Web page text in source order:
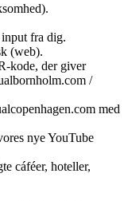
fra dig.
(web).
kode, der giver
/
med
nye YouTube
cáféer, hoteller,